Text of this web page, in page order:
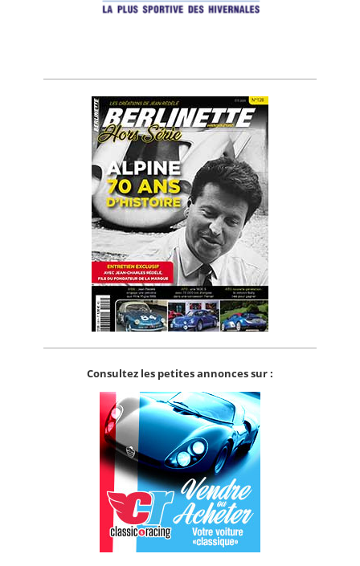
Consultez les petites annonces sur :